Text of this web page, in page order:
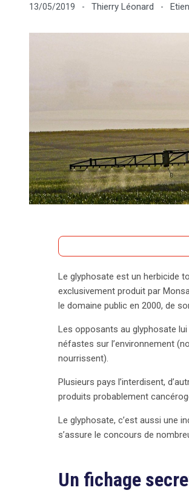
13/05/2019 - Thierry Léonard -
Le glyphosate, herbicide
commercialisé par Monsanto
environnementaux néfastes,
enquête récente de France
individus, dont des
système, élaboré par une
concernant la conformité
fichier, qui inclut un
sont jugées excessives ou
toutes les agences de
Le glyphosate est un herbicide
exclusivement produit par
le domaine public en 2000, de
Les opposants au glyphosate
néfastes sur l’environnement
nourrissent).
Plusieurs pays l’interdisent,
produits probablement
Le glyphosate, c’est aussi une
s’assure le concours de
Un fichage